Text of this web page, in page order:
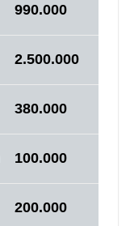
990.000
2.500.000
380.000
100.000
200.000